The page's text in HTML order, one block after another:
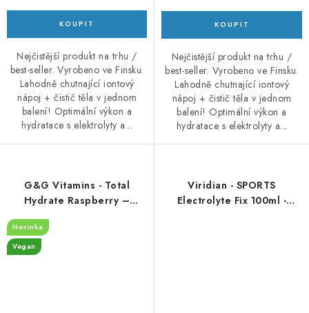
Nejčistější produkt na trhu /
best-seller. Vyrobeno ve Finsku.
Lahodně chutnající iontový
nápoj + čistič těla v jednom
balení! Optimální výkon a
hydratace s elektrolyty a...
Nejčistější produkt na trhu /
best-seller. Vyrobeno ve Finsku.
Lahodně chutnající iontový
nápoj + čistič těla v jednom
balení! Optimální výkon a
hydratace s elektrolyty a...
G&G Vitamins - Total
Hydrate Raspberry –
Elektrolytový nápoj v
prášku – 150 g
Novinka
Vegan
Viridian - SPORTS
Electrolyte Fix 100ml -